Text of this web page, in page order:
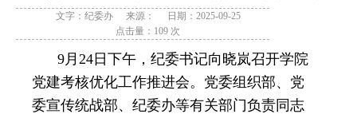
文字：纪委办 来源：
日期：2025-09-25
点击量： 109 次
9月24日下午，纪委书记向晓岚召开学院
党建考核优化工作推进会。党委组织部、党
委宣传统战部、纪委办等有关部门负责同志